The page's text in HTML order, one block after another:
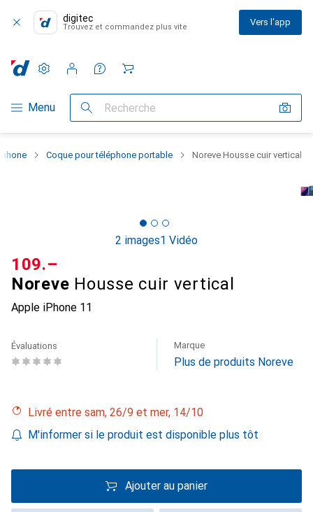
digitec
Trouvez et commandez plus vite Vers l'app
Navigation par catégorie
Menu Recherche
Paramètres
Compte client
Listes de comparaison
Listes d'envies
Panier
Coque pour téléphone portable Noreve Housse cuir vertical
2 images1 Vidéo
Noreve Housse cuir vertical
Apple iPhone 11
CHF
109.–
Évaluations Marque
Plus de produits Noreve
Livré entre sam, 26/9 et mer, 14/10
M'informer si le produit est disponible plus tôt
Ajouter au panier